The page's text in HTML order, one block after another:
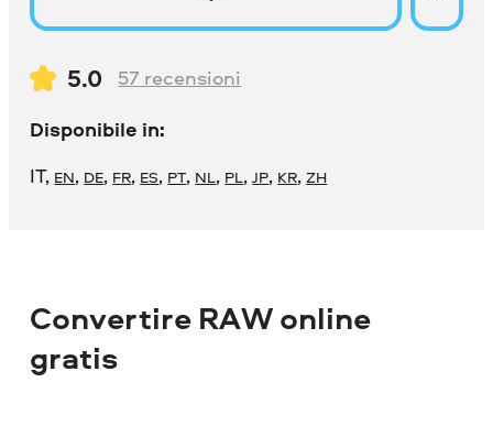
5.0 57 recensioni
Disponibile in:
IT, EN, DE, FR, ES, PT, NL, PL,JP, KR,ZH
Convertire RAW online
gratis